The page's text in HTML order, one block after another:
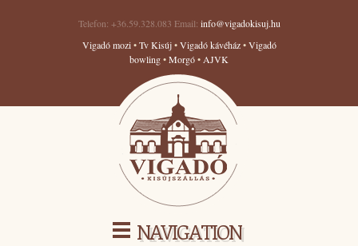
Telefon: +36.59.328.083 Email: info@vigadokisuj.hu
Vigadó mozi•Tv Kisúj•Vigadó kávéház•Vigadó
bowling•Morgó• AJVK
NAVIGATION